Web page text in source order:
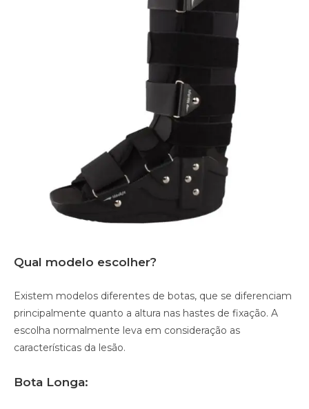
Qual modelo escolher?
Existem modelos diferentes de botas, que se diferenciam
principalmente quanto a altura nas hastes de fixação. A
escolha normalmente leva em consideração as
características da lesão.
Bota Longa: